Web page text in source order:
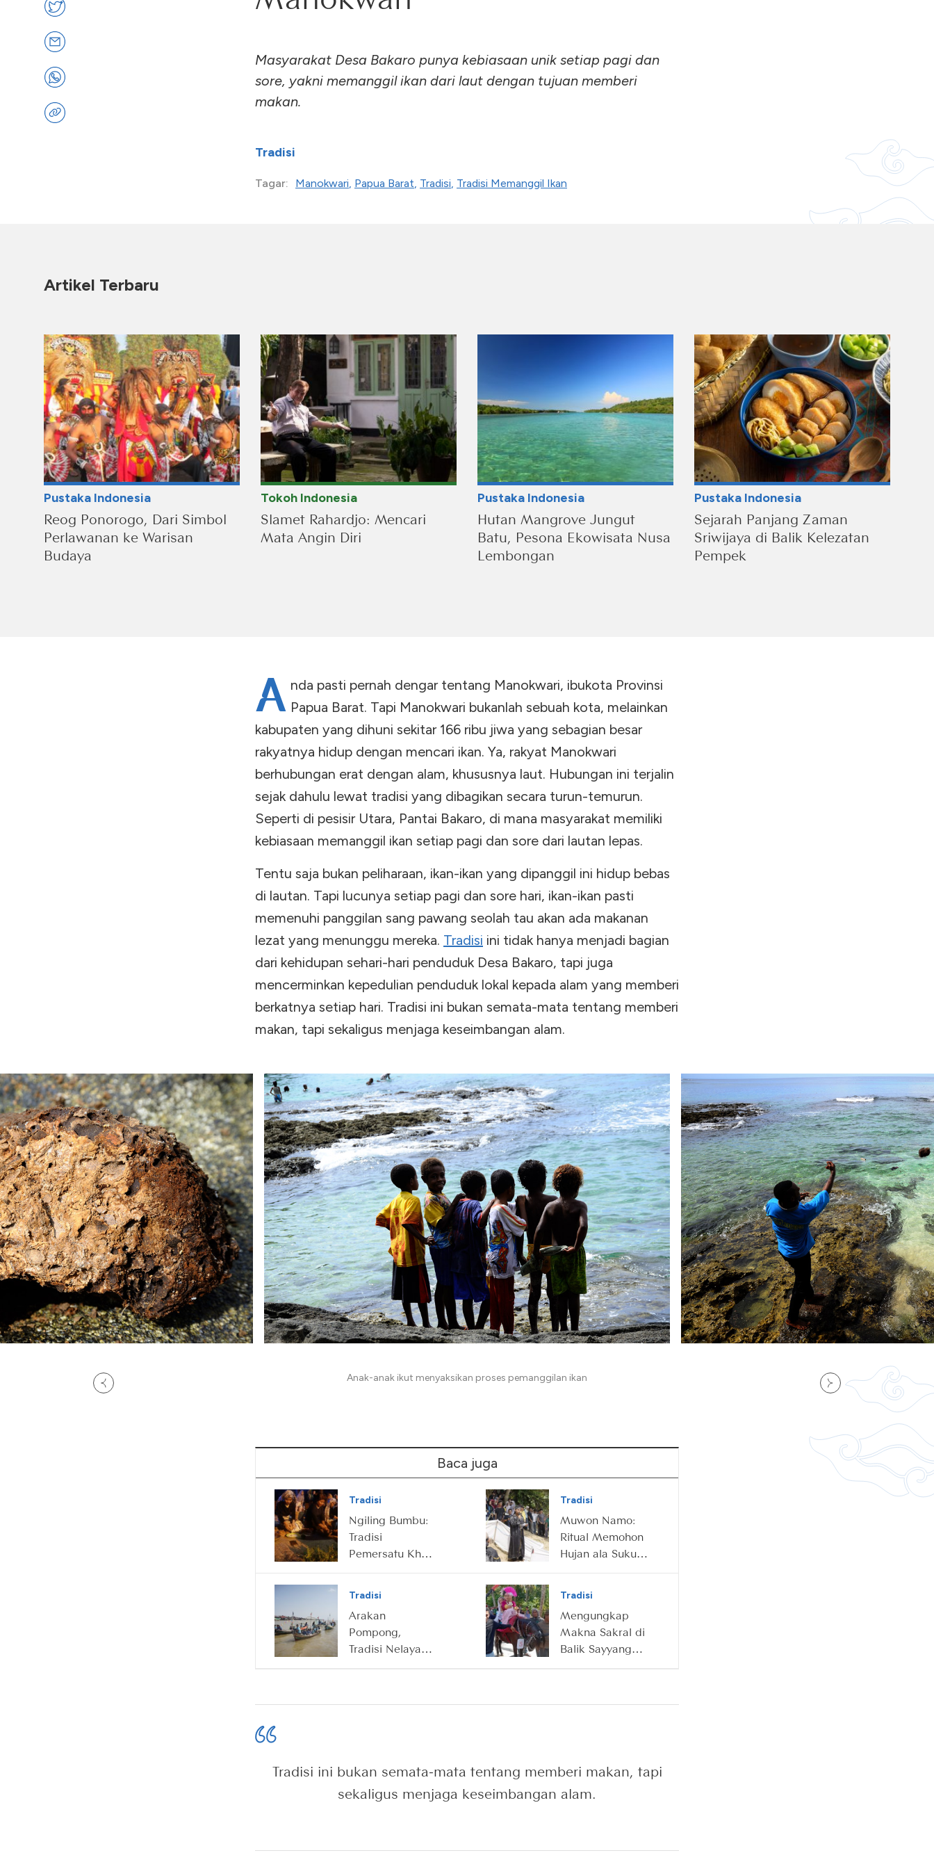
Masyarakat Desa Bakaro punya kebiasaan unik setiap pagi dan
sore, yakni memanggil ikan dari laut dengan tujuan memberi
makan.
Tradisi
Tagar: Manokwari Papua Barat Tradisi Tradisi Memanggil Ikan
Artikel Terbaru
Pustaka Indonesia
Reog Ponorogo, Dari Simbol
Perlawanan ke Warisan
Budaya
Tokoh Indonesia
Slamet Rahardjo: Mencari
Mata Angin Diri
Pustaka Indonesia
Hutan Mangrove Jungut
Batu, Pesona Ekowisata Nusa
Lembongan
Pustaka Indonesia
Sejarah Panjang Zaman
Sriwijaya di Balik Kelezatan
Pempek
A nda pasti pernah dengar tentang Manokwari, ibukota Provinsi
Papua Barat. Tapi Manokwari bukanlah sebuah kota, melainkan
kabupaten yang dihuni sekitar 166 ribu jiwa yang sebagian besar
rakyatnya hidup dengan mencari ikan. Ya, rakyat Manokwari
berhubungan erat dengan alam, khususnya laut. Hubungan ini terjalin
sejak dahulu lewat tradisi yang dibagikan secara turun-temurun.
Seperti di pesisir Utara, Pantai Bakaro, di mana masyarakat memiliki
kebiasaan memanggil ikan setiap pagi dan sore dari lautan lepas.
Tentu saja bukan peliharaan, ikan-ikan yang dipanggil ini hidup bebas
di lautan. Tapi lucunya setiap pagi dan sore hari, ikan-ikan pasti
memenuhi panggilan sang pawang seolah tau akan ada makanan
lezat yang menunggu mereka. Tradisi ini tidak hanya menjadi bagian
dari kehidupan sehari-hari penduduk Desa Bakaro, tapi juga
mencerminkan kepedulian penduduk lokal kepada alam yang memberi
berkatnya setiap hari. Tradisi ini bukan semata-mata tentang memberi
makan, tapi sekaligus menjaga keseimbangan alam.
Anak-anak ikut menyaksikan proses pemanggilan ikan
Baca juga
Tradisi
Ngiling Bumbu:
Tradisi
Pemersatu Khas
Tradisi
Muwon Namo:
Ritual Memohon
Hujan ala Suku
Tradisi
Arakan
Pompong,
Tradisi Nelayan
Tradisi
Mengungkap
Makna Sakral di
Balik Sayyang
Tradisi ini bukan semata-mata tentang memberi makan, tapi
sekaligus menjaga keseimbangan alam.